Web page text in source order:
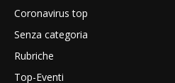
Coronavirus top
Senza categoria
Rubriche
Top-Eventi